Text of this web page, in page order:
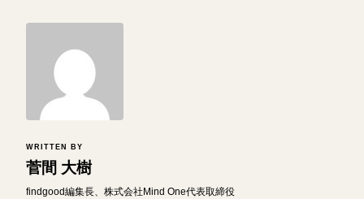
WRITTEN BY
菅間 大樹
findgood編集長、株式会社Mind One代表取締役